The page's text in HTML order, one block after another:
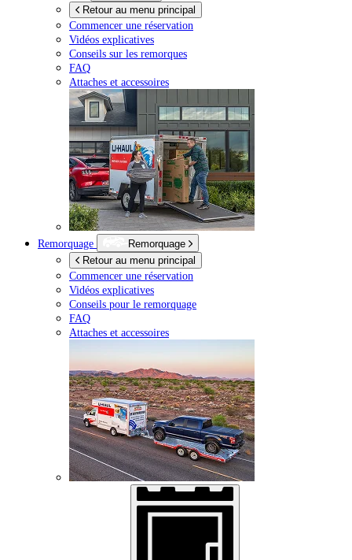
Retour au menu principal
Commencer une réservation
Vidéos explicatives
Conseils sur les remorques
FAQ
Attaches et accessoires
Remorquage
Remorquage
Retour au menu principal
Commencer une réservation
Vidéos explicatives
Conseils pour le remorquage
FAQ
Attaches et accessoires